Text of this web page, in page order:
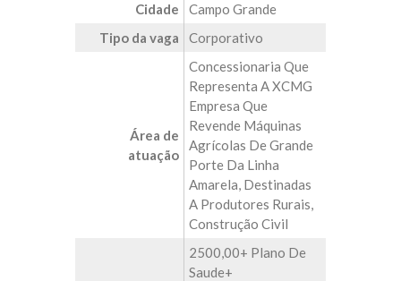
Cidade
Campo Grande
Tipo da vaga
Corporativo
Área de
atuação
Concessionaria Que
Representa A XCMG
Empresa Que
Revende Máquinas
Agrícolas De Grande
Porte Da Linha
Amarela, Destinadas
A Produtores Rurais,
Construção Civil
2500,00+ Plano De
Saude+